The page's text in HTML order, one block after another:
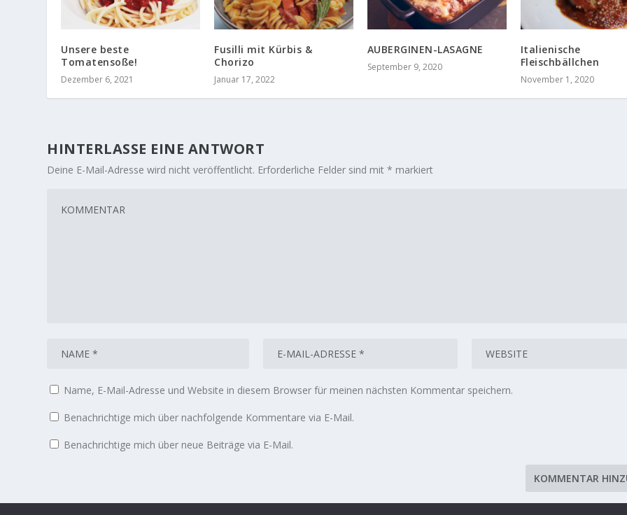
Unsere beste
Tomatensoße!
Dezember 6, 2021
Fusilli mit Kürbis &
Chorizo
Januar 17, 2022
AUBERGINEN-LASAGNE
September 9, 2020
Italienische
Fleischbällchen
November 1, 2020
HINTERLASSE EINE ANTWORT
Deine E-Mail-Adresse wird nicht veröffentlicht. Erforderliche Felder sind mit* markiert
Name, E-Mail-Adresse und Website in diesem Browser für meinen nächsten Kommentar speichern.
Benachrichtige mich über nachfolgende Kommentare via E-Mail.
Benachrichtige mich über neue Beiträge via E-Mail.